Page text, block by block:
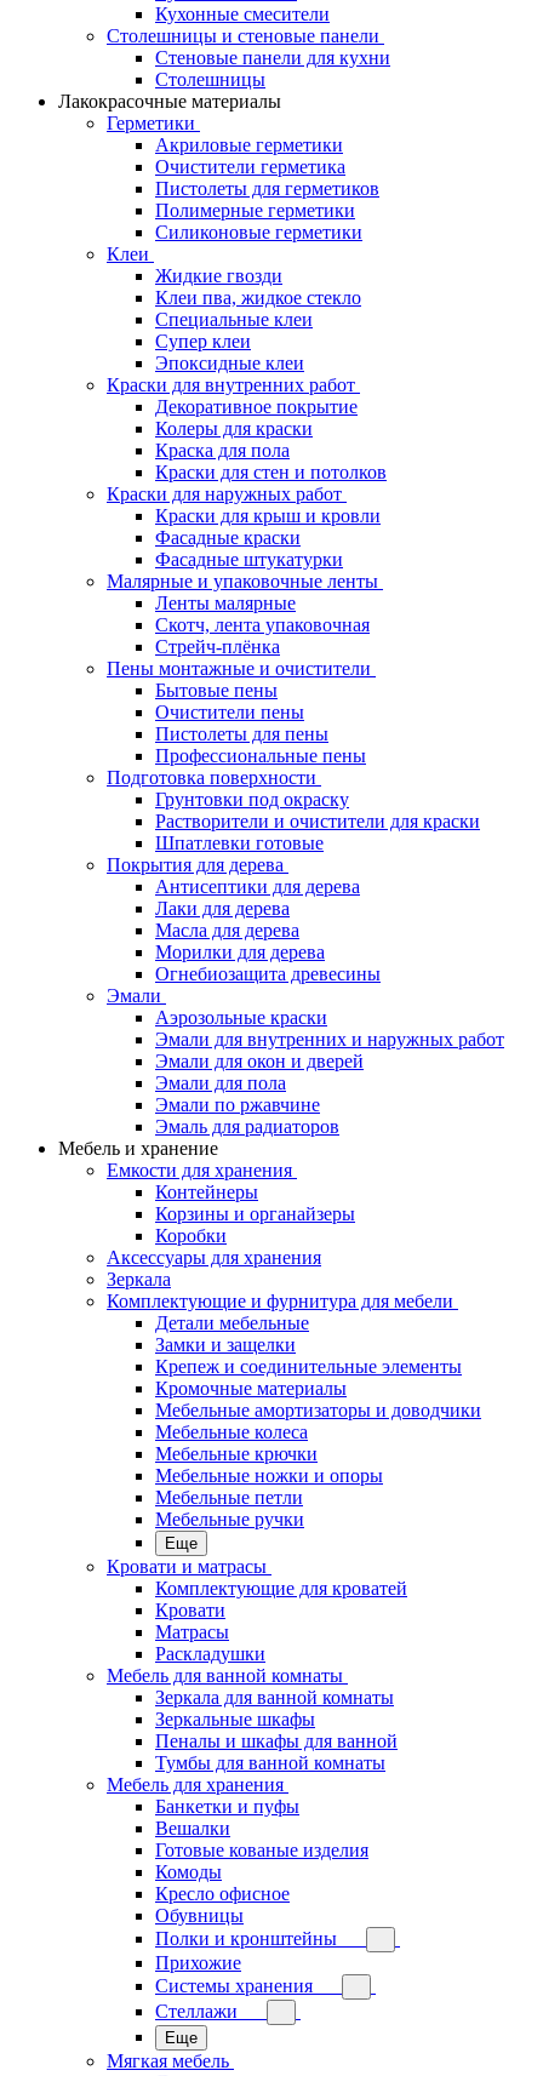
Кухонные смесители
Столешницы и стеновые панели
Стеновые панели для кухни
Столешницы
Лакокрасочные материалы
Герметики
Акриловые герметики
Очистители герметика
Пистолеты для герметиков
Полимерные герметики
Силиконовые герметики
Клеи
Жидкие гвозди
Клеи пва, жидкое стекло
Специальные клеи
Супер клеи
Эпоксидные клеи
Краски для внутренних работ
Декоративное покрытие
Колеры для краски
Краска для пола
Краски для стен и потолков
Краски для наружных работ
Краски для крыш и кровли
Фасадные краски
Фасадные штукатурки
Малярные и упаковочные ленты
Ленты малярные
Скотч, лента упаковочная
Стрейч-плёнка
Пены монтажные и очистители
Бытовые пены
Очистители пены
Пистолеты для пены
Профессиональные пены
Подготовка поверхности
Грунтовки под окраску
Растворители и очистители для краски
Шпатлевки готовые
Покрытия для дерева
Антисептики для дерева
Лаки для дерева
Масла для дерева
Морилки для дерева
Огнебиозащита древесины
Эмали
Аэрозольные краски
Эмали для внутренних и наружных работ
Эмали для окон и дверей
Эмали для пола
Эмали по ржавчине
Эмаль для радиаторов
Мебель и хранение
Емкости для хранения
Контейнеры
Корзины и органайзеры
Коробки
Аксессуары для хранения
Зеркала
Комплектующие и фурнитура для мебели
Детали мебельные
Замки и защелки
Крепеж и соединительные элементы
Кромочные материалы
Мебельные амортизаторы и доводчики
Мебельные колеса
Мебельные крючки
Мебельные ножки и опоры
Мебельные петли
Мебельные ручки
Еще
Кровати и матрасы
Комплектующие для кроватей
Кровати
Матрасы
Раскладушки
Мебель для ванной комнаты
Зеркала для ванной комнаты
Зеркальные шкафы
Пеналы и шкафы для ванной
Тумбы для ванной комнаты
Мебель для хранения
Банкетки и пуфы
Вешалки
Готовые кованые изделия
Комоды
Кресло офисное
Обувницы
Полки и кронштейны
Прихожие
Системы хранения
Стеллажи
Еще
Мягкая мебель